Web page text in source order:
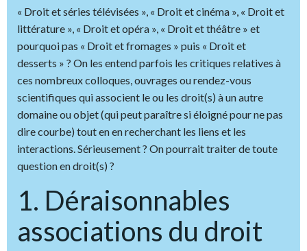
« Droit et séries télévisées », « Droit et cinéma », « Droit et
littérature », « Droit et opéra », « Droit et théâtre » et
pourquoi pas « Droit et fromages » puis « Droit et
desserts » ? On les entend parfois les critiques relatives à
ces nombreux colloques, ouvrages ou rendez-vous
scientifiques qui associent le ou les droit(s) à un autre
domaine ou objet (qui peut paraître si éloigné pour ne pas
dire courbe) tout en en recherchant les liens et les
interactions. Sérieusement ? On pourrait traiter de toute
question en droit(s) ?
1. Déraisonnables
associations du droit